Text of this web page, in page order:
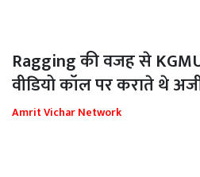
Ragging की वजह से
वीडियो कॉल पर कराते थे
Amrit Vichar Network